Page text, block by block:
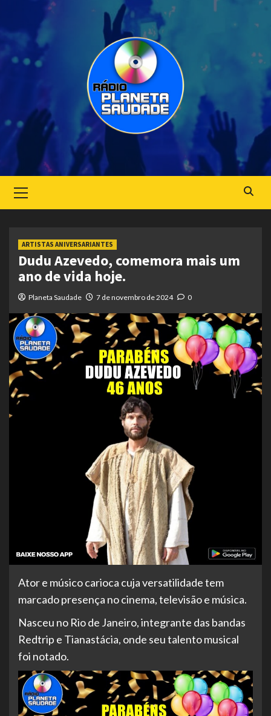
Menu
ARTISTAS ANIVERSARIANTES
Dudu Azevedo, comemora mais um
ano de vida hoje.
Planeta Saudade 7 de novembro de 2024 0
Ator e músico carioca cuja versatilidade tem
marcado presença no cinema, televisão e música.
Nasceu no Rio de Janeiro, integrante das bandas
Redtrip e Tianastácia, onde seu talento musical
foi notado.